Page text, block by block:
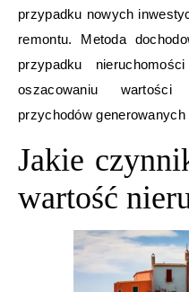
przypadku nowych
remontu. Metoda
przypadku
oszacowaniu
przychodów
Jakie
wartość